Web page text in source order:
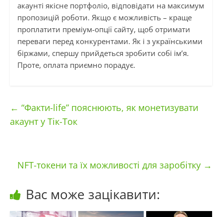
акаунті якісне портфоліо, відповідати на максимум
пропозицій роботи. Якщо є можливість – краще
проплатити преміум-опції сайту, щоб отримати
переваги перед конкурентами. Як і з українськими
біржами, спершу прийдеться зробити собі ім’я.
Проте, оплата приємно порадує.
← “Факти-life” пояснюють, як монетизувати
акаунт у Тік-Ток
NFT-токени та їх можливості для заробітку →
Вас може зацікавити: